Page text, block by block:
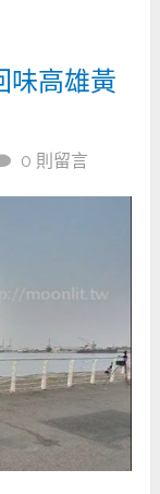
味高雄黃
0 則留言